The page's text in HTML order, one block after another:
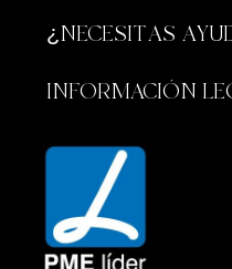
¿NECESITAS
INFORMACIÓN